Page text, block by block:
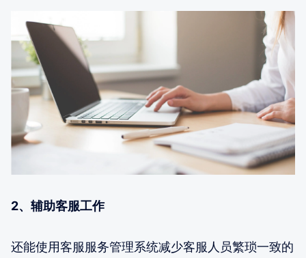
2、辅助客服工作
还能使用客服服务管理系统减少客服人员繁琐一致的